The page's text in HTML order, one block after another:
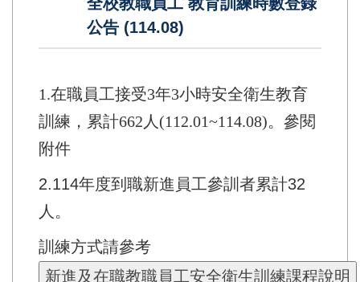
公告 (114.08)
1.在職員工接受3年3小時安全衛生教育
訓練，累計662人 (112.01~114.08)。 參閱
附件
2.114年度到職新進員工參訓者累計32
人。
訓練方式請參考